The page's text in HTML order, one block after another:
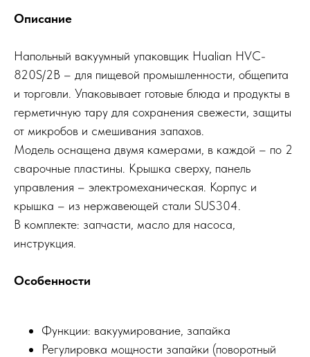
Описание
Напольный вакуумный упаковщик Hualian HVC-
820S/2B – для пищевой промышленности, общепита
и торговли. Упаковывает готовые блюда и продукты в
герметичную тару для сохранения свежести, защиты
от микробов и смешивания запахов.
Модель оснащена двумя камерами, в каждой – по 2
сварочные пластины. Крышка сверху, панель
управления – электромеханическая. Корпус и
крышка – из нержавеющей стали SUS304.
В комплекте: запчасти, масло для насоса,
инструкция.
Особенности
Функции: вакуумирование, запайка
Регулировка мощности запайки (поворотный